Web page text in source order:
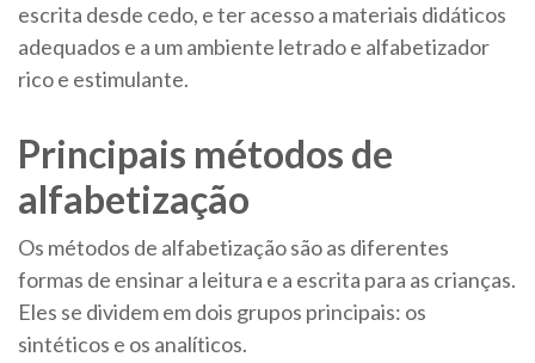
escrita desde cedo, e ter acesso a materiais didáticos
adequados e a um ambiente letrado e alfabetizador
rico e estimulante.
Principais métodos de
alfabetização
Os métodos de alfabetização são as diferentes
formas de ensinar a leitura e a escrita para as crianças.
Eles se dividem em dois grupos principais: os
sintéticos e os analíticos.